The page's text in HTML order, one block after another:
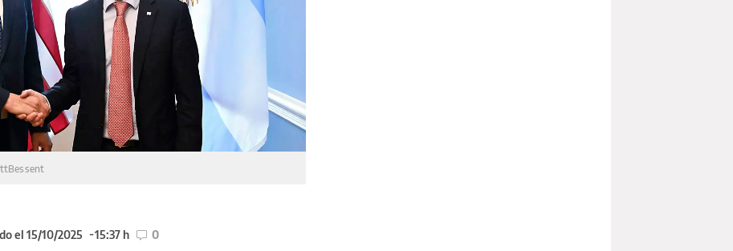
el 15/10/2025 15:37 h 0